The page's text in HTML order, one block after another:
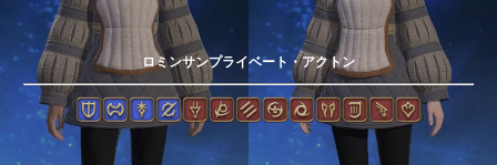
ロミンサンプライベート・アクトン